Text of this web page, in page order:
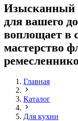
Изысканный
для вашего
воплощает в
мастерство
Главная
Каталог
Для кухни